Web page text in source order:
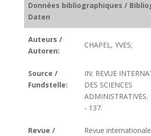
Données bibliographiques /
Daten
Auteurs /
Autoren:
CHAPEL, YVES;
Source /
Fundstelle:
IN: REVUE
DES SCIENCES
- 137.
Revue /
Revue